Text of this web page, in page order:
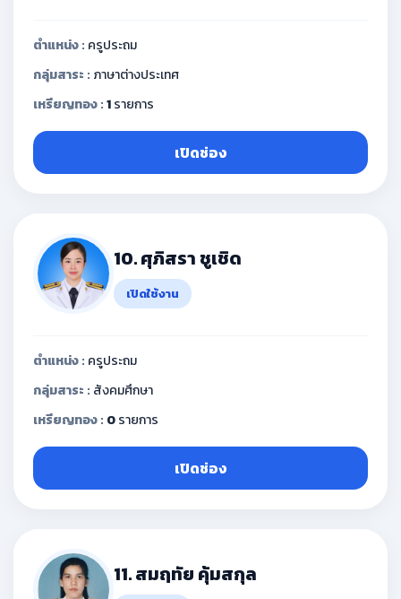
ตำแหน่ง : ครูประถม
กลุ่มสาระ : ภาษาต่างประเทศ
เหรียญทอง :1รายการ
เปิดช่อง
10. ศุภิสรา ชูเชิด
เปิดใช้งาน
ตำแหน่ง : ครูประถม
กลุ่มสาระ : สังคมศึกษา
เหรียญทอง : 0รายการ
เปิดช่อง
11. สมฤทัย คุ้มสกุล